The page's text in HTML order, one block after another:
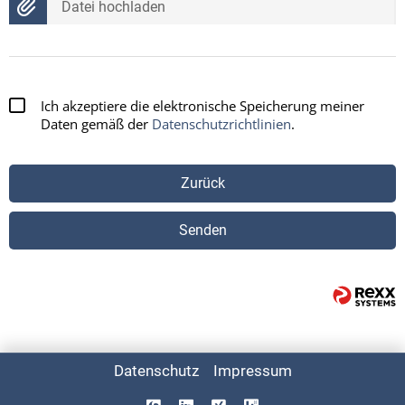
Datei hochladen
Ich akzeptiere die elektronische Speicherung meiner
Daten gemäß der Datenschutzrichtlinien.
Zurück
Senden
Datenschutz Impressum